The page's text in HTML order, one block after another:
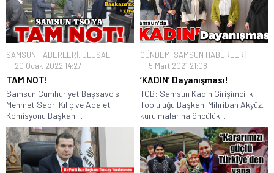
SAMSUN HABERLERİ, ULUSAL
20 Ocak 2022 14:27
TAM NOT!
Samsun Cumhuriyet Başsavcısı
Mehmet Sabri Kılıç ve Adalet
Komisyonu Başkanı...
GÜNDEM, SAMSUN HABERLERİ
5 Mart 2021 21:08
‘KADIN’ Dayanışması!
TOB: Samsun Kadın Girişimcilik
Topluluğu Başkanı Mihriban Akyüz,
kurulmalarına öncülük...